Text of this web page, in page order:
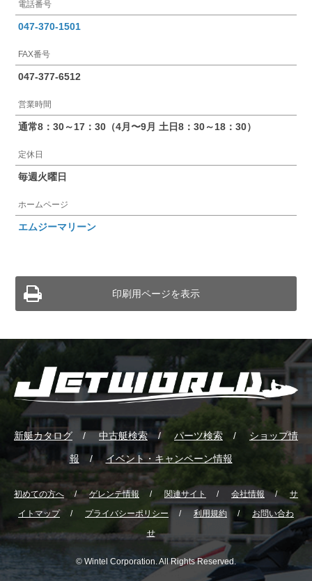
電話番号
047-370-1501
FAX番号
047-377-6512
営業時間
通常8：30～17：30（4月〜9月 土日8：30～18：30）
定休日
毎週火曜日
ホームページ
エムジーマリーン
印刷用ページを表示
新艇カタログ 中古艇検索 パーツ検索 ショップ情
報 イベント・キャンペーン情報
初めての方へ ゲレンテ情報 関連サイト 会社情報
サ
イトマップ
プライバシーポリシー 利用規約
お問い合わ
せ
© Wintel Corporation. All Rights Reserved.